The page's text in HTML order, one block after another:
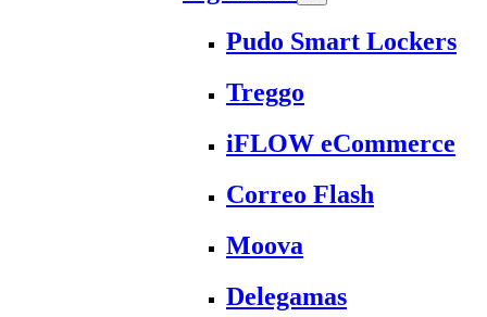
Pudo Smart Lockers
Treggo
iFLOW eCommerce
Correo Flash
Moova
Delegamas